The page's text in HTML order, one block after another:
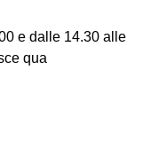
e dalle 14.30 alle
qua